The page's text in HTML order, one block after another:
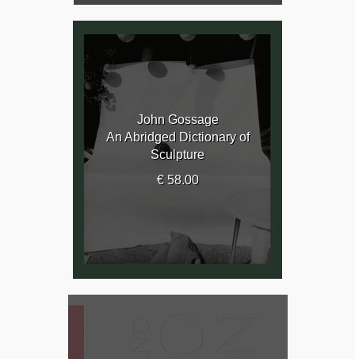
John Gossage
An Abridged Dictionary of
Sculpture
€ 58.00